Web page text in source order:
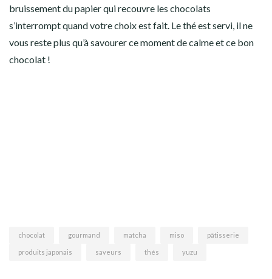
bruissement du papier qui recouvre les chocolats
s’interrompt quand votre choix est fait. Le thé est servi, il ne
vous reste plus qu’à savourer ce moment de calme et ce bon
chocolat !
chocolat gourmand matcha miso pâtisserie
produits japonais saveurs thés yuzu